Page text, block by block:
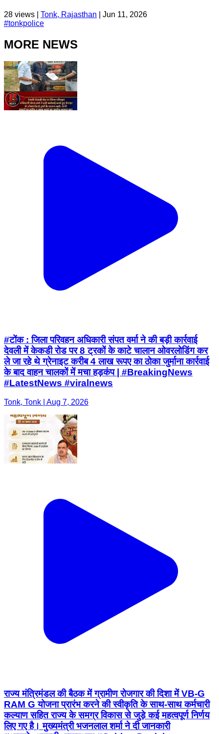
28 views | Tonk, Rajasthan
Jun 11, 2026
#tonkpolice
MORE NEWS
#टोंक : जिला परिवहन अधिकारी संपत वर्मा ने की बड़ी कार्रवाई
देवली में केकडी रोड पर 8 ट्रकों के काटे चालान ओवरलोडिंग कर
ले जा रहे थे ग्रेनाइट करीब 4 लाख रूपए का ठोका जुर्माना कार्रवाई
के बाद वाहन चालकों में मचा हड़कंप | #BreakingNews
#LatestNews #viralnews
Tonk, Tonk | Aug 7, 2026
राज्य मंत्रिमंडल की बैठक में ग्रामीण रोजगार की दिशा में VB-G
RAM G योजना प्रारंभ करने की स्वीकृति के साथ-साथ कर्मचारी
कल्याण सहित राज्य के समग्र विकास से जुड़े कई महत्वपूर्ण निर्णय
लिए गए है। मुख्यमंत्री भजनलाल शर्मा ने दी जानकारी